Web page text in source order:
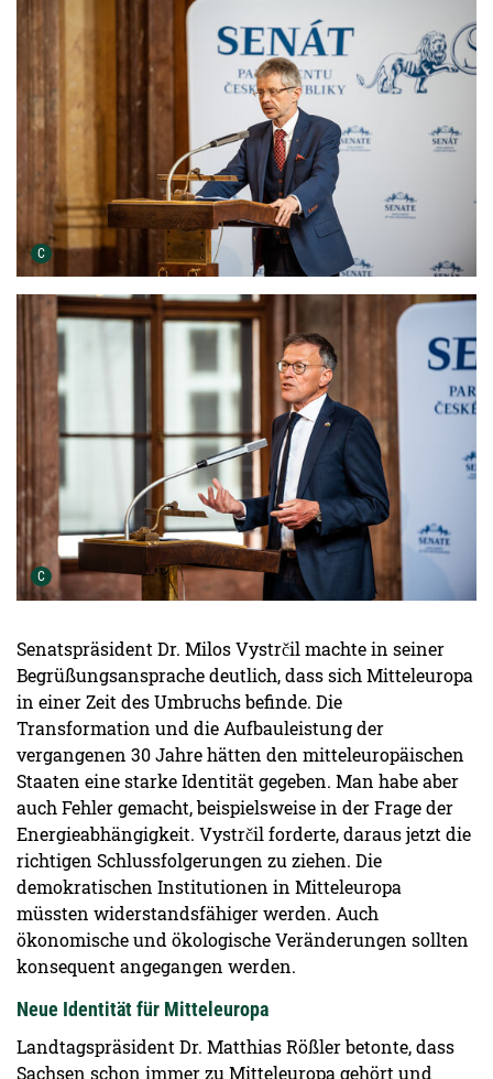
C Urheber der Grafik:
C Urheber der Grafik:
Senatspräsident Dr. Milos Vystrčil machte in seiner
Begrüßungsansprache deutlich, dass sich Mitteleuropa
in einer Zeit des Umbruchs befinde. Die
Transformation und die Aufbauleistung der
vergangenen 30 Jahre hätten den mitteleuropäischen
Staaten eine starke Identität gegeben. Man habe aber
auch Fehler gemacht, beispielsweise in der Frage der
Energieabhängigkeit. Vystrčil forderte, daraus jetzt die
richtigen Schlussfolgerungen zu ziehen. Die
demokratischen Institutionen in Mitteleuropa
müssten widerstandsfähiger werden. Auch
ökonomische und ökologische Veränderungen sollten
konsequent angegangen werden.
Neue Identität für Mitteleuropa
Landtagspräsident Dr. Matthias Rößler betonte, dass
Sachsen schon immer zu Mitteleuropa gehört und